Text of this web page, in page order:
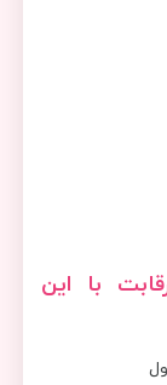
با این